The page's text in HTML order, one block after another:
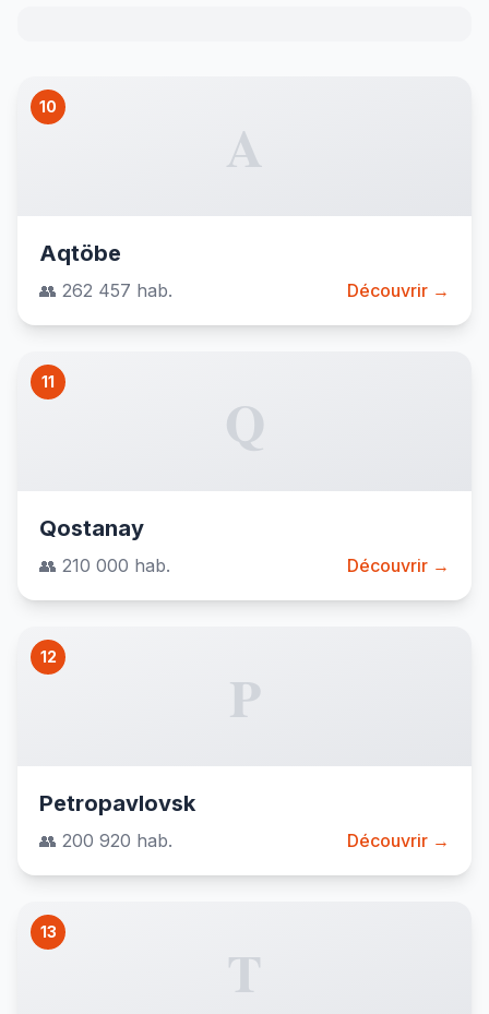
10
A
Aqtöbe
👥 262 457 hab. Découvrir →
11
Q
Qostanay
👥 210 000 hab. Découvrir →
12
P
Petropavlovsk
👥 200 920 hab. Découvrir →
13
T